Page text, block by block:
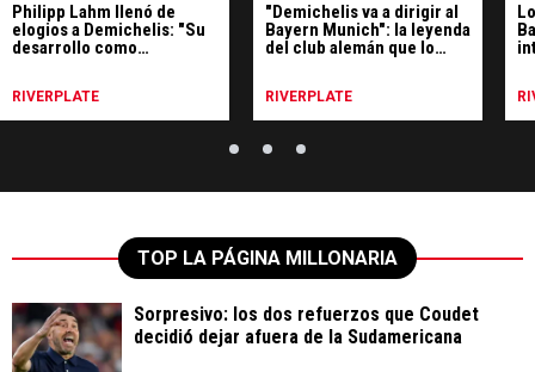
Philipp Lahm llenó de
elogios a Demichelis: "Su
desarrollo como
RIVERPLATE
"Demichelis va a dirigir al
Bayern Munich": la leyenda
del club alemán que lo
RIVERPLATE
TOP LA PÁGINA MILLONARIA
Sorpresivo: los dos refuerzos que Coudet
decidió dejar afuera de la Sudamericana